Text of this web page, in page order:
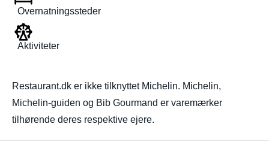
Overnatningssteder
Aktiviteter
Restaurant.dk er ikke tilknyttet Michelin. Michelin,
Michelin-guiden og Bib Gourmand er varemærker
tilhørende deres respektive ejere.